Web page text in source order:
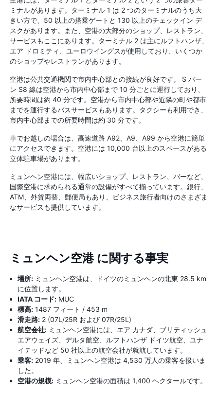
ミナルがあります。ターミナル 1 は 2 つのターミナルのうち大
きい方で、50 以上の搭乗ゲートと 130 以上のチェックイン デ
スクがあります。また、空港の大部分のショップ、レストラン、
サービスもここにあります。ターミナル 2 は主にルフトハンザ、
エア ドロミティ、ユーロウイングスが使用しており、いくつか
のショップやレストランがあります。
空港は公共交通機関で市内中心部との接続が良好です。 S バー
ン S8 線は空港から市内中心部まで 10 分ごとに運行しており、
所要時間は約 40 分です。空港から市内中心部や近隣の町や都市
までを運行するバスサービスもあります。タクシーも利用でき、
市内中心部までの所要時間は約 30 分です。
車でお越しの場合は、高速道路 A9​​2、A9、A99 から空港に簡単
にアクセスできます。空港には 10,000 台以上のスペースがある
立体駐車場があります。
ミュンヘン空港には、幅広いショップ、レストラン、バーなど、
国際空港に求められる通常の設備がすべて揃っています。銀行、
ATM、外貨両替、郵便局もあり、ビジネス旅行者向けのさまざま
なサービスも提供しています。
ミュンヘン空港 に関する事実
場所: ミュンヘン空港は、ドイツのミュンヘンの北東 28.5 km
に位置します。
IATA コード: MUC
標高: 1487 フィート / 453 m
滑走路: 2 (07L/25R および 07R/25L)
航空会社: ミュンヘン空港には、エア カナダ、ブリティッシュ
エアウェイズ、デルタ航空、ルフトハンザ ドイツ航空、ユナ
イテッドなど 50 社以上の航空会社が就航しています。
乗客: 2019 年、ミュンヘン空港は 4,530 万人の乗客を扱いま
した。
空港の規模: ミュンヘン空港の面積は 1,400 ヘクタールです。